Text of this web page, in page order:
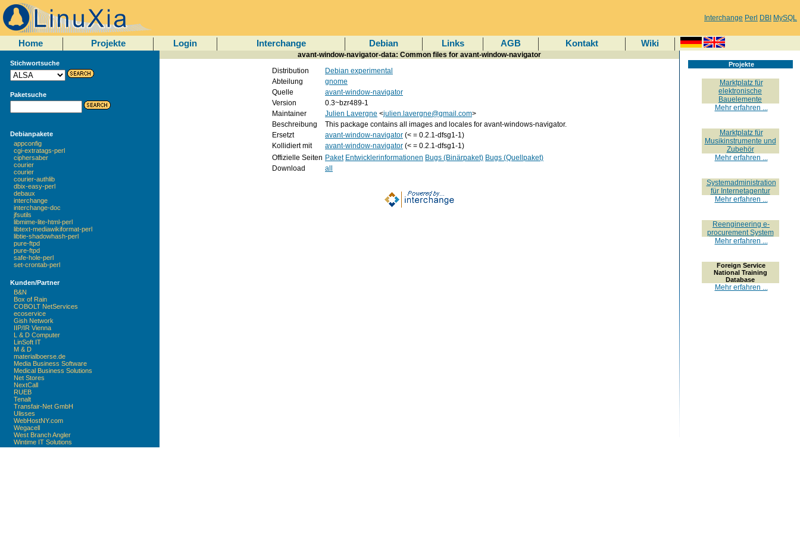
Interchange Perl DBI MySQL
Home Projekte Login Interchange Debian Links AGB Kontakt Wiki
Stichwortsuche
Paketsuche
Debianpakete
appconfig
cgi-extratags-perl
ciphersaber
courier
courier
courier-authlib
dbix-easy-perl
debaux
interchange
interchange-doc
jfsutils
libmime-lite-html-perl
libtext-mediawikiformat-perl
libtie-shadowhash-perl
pure-ftpd
pure-ftpd
safe-hole-perl
set-crontab-perl
Kunden/Partner
B&N
Box of Rain
COBOLT NetServices
ecoservice
Gish Network
IIP/IR Vienna
L & D Computer
LinSoft IT
M & D
materialboerse.de
Media Business Software
Medical Business Solutions
Net Stores
NextCall
RUEB
Tenalt
Transfair-Net GmbH
Ulisses
WebHostNY.com
Wegacell
West Branch Angler
Wintime IT Solutions
avant-window-navigator-data: Common files for avant-window-navigator
Distribution
Debian experimental
Abteilung
gnome
Quelle
avant-window-navigator
Version
0.3~bzr489-1
Maintainer
Julien Lavergne <julien.lavergne@gmail.com>
Beschreibung
This package contains all images and locales for avant-windows-navigator.
Ersetzt
avant-window-navigator (< = 0.2.1-dfsg1-1)
Kollidiert mit
avant-window-navigator (< = 0.2.1-dfsg1-1)
Offizielle Seiten Paket Entwicklerinformationen Bugs (Binärpaket) Bugs (Quellpaket)
Download
all
Projekte
Marktplatz für
elektronische
Bauelemente
Mehr erfahren ...
Marktplatz für
Musikinstrumente und
Zubehör
Mehr erfahren ...
Systemadministration
für Internetagentur
Mehr erfahren ...
Reengineering e-
procurement System
Mehr erfahren ...
Foreign Service
National Training
Database
Mehr erfahren ...